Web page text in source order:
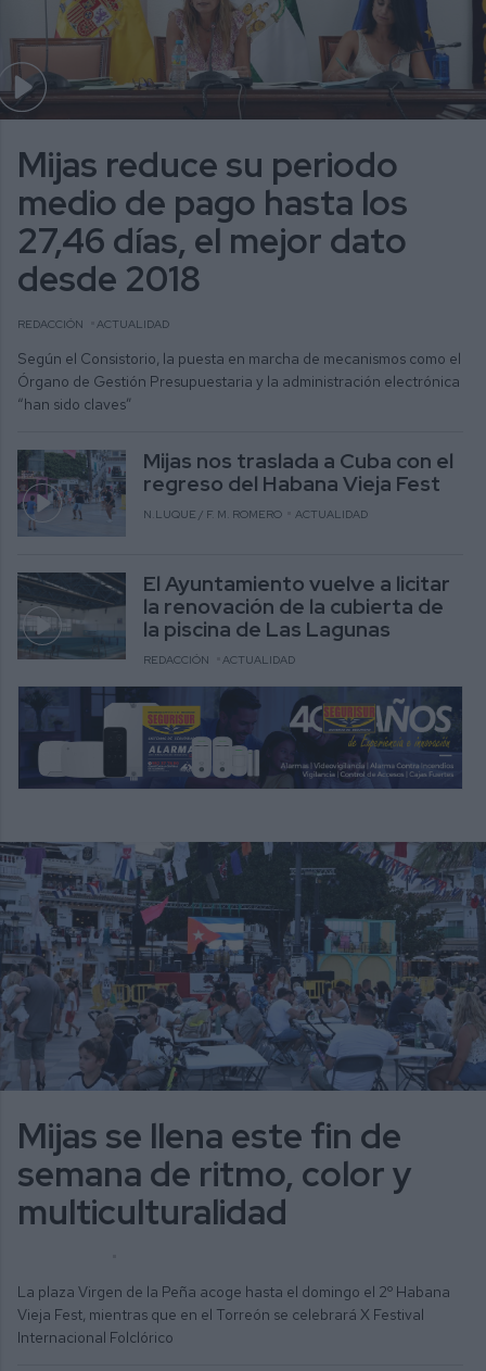
Mijas reduce su periodo
medio de pago hasta los
27,46 días, el mejor dato
desde 2018
REDACCIÓN ACTUALIDAD
Según el Consistorio, la puesta en marcha de mecanismos como el
Órgano de Gestión Presupuestaria y la administración electrónica
“han sido claves”
Mijas nos traslada a Cuba con el
regreso del Habana Vieja Fest
N.LUQUE / F. M. ROMERO ACTUALIDAD
El Ayuntamiento vuelve a licitar
la renovación de la cubierta de
la piscina de Las Lagunas
REDACCIÓN ACTUALIDAD
Mijas se llena este fin de
semana de ritmo, color y
multiculturalidad
La plaza Virgen de la Peña acoge hasta el domingo el 2º Habana
Vieja Fest, mientras que en el Torreón se celebrará X Festival
Internacional Folclórico